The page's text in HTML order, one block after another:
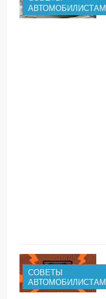
АВТОМОБИЛИСТАМ
СОВЕТЫ
АВТОМОБИЛИСТАМ